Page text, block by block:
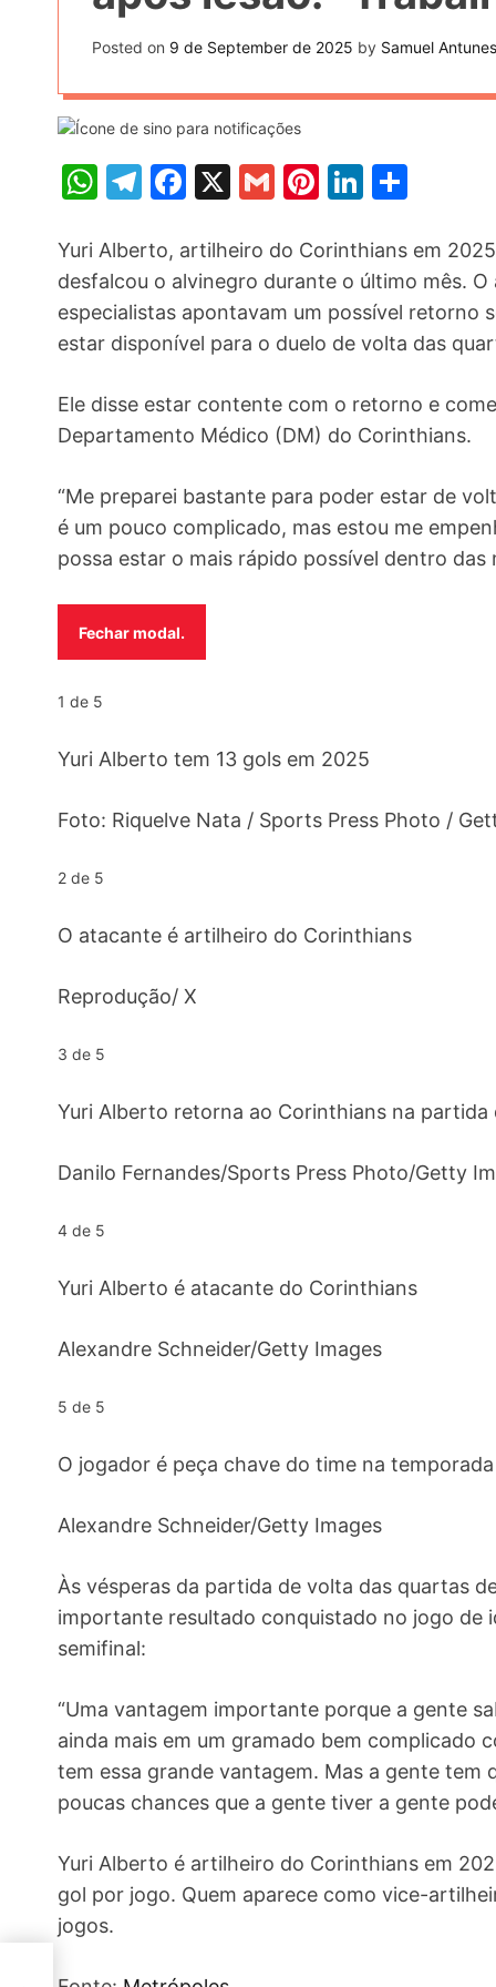
Posted on 9 de September de 2025 by Samuel Antunes
W
at
s
A
p
p
T
e
gr
a
m
F
c
e
b
o
o
k
X
G
ai
l
Pi
er
e
st
Li
k
e
dI
n
ar
e
Yuri Alberto, artilheiro do Corinthians em
desfalcou o alvinegro durante o último mês.
especialistas apontavam um possível retorno
estar disponível para o duelo de volta das
Ele disse estar contente com o retorno e
Departamento Médico (DM) do Corinthians.
“Me preparei bastante para poder estar de
é um pouco complicado, mas estou me
possa estar o mais rápido possível dentro
Fechar modal.
1 de 5
Yuri Alberto tem 13 gols em 2025
Foto: Riquelve Nata / Sports Press Photo /
2 de 5
O atacante é artilheiro do Corinthians
Reprodução/ X
3 de 5
Yuri Alberto retorna ao Corinthians na partida
Danilo Fernandes/Sports Press Photo/Getty
4 de 5
Yuri Alberto é atacante do Corinthians
Alexandre Schneider/Getty Images
5 de 5
O jogador é peça chave do time na temporada
Alexandre Schneider/Getty Images
Às vésperas da partida de volta das quartas
importante resultado conquistado no jogo de
semifinal:
“Uma vantagem importante porque a gente
ainda mais em um gramado bem complicado
tem essa grande vantagem. Mas a gente tem
poucas chances que a gente tiver a gente
Yuri Alberto é artilheiro do Corinthians em
gol por jogo. Quem aparece como vice-
jogos.